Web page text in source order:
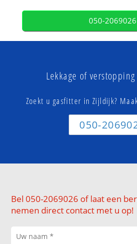
050-2069026
Lekkage of
Zoekt u gasfitter in Zijldijk?
050-
Bel 050-2069026 of laat een
nemen direct contact met u op!